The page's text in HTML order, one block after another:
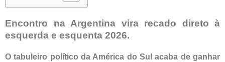
Encontro na Argentina vira recado direto à
esquerda e esquenta 2026.
O tabuleiro político da América do Sul acaba de ganhar